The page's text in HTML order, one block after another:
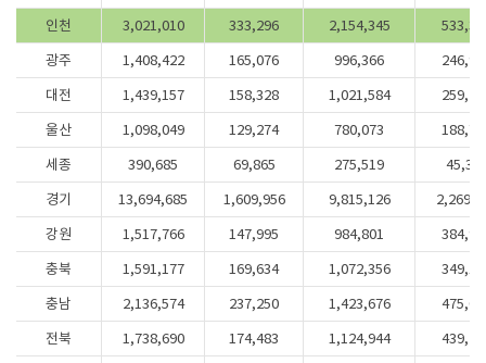
인천
3,021,010 333,296 2,154,345
광주
1,408,422 165,076 996,366
대전
1,439,157 158,328 1,021,584
울산
1,098,049 129,274 780,073
세종
390,685 69,865 275,519
경기
13,694,685 1,609,956 9,815,126
강원
1,517,766 147,995 984,801
충북
1,591,177 169,634 1,072,356
충남
2,136,574 237,250 1,423,676
전북
1,738,690 174,483 1,124,944